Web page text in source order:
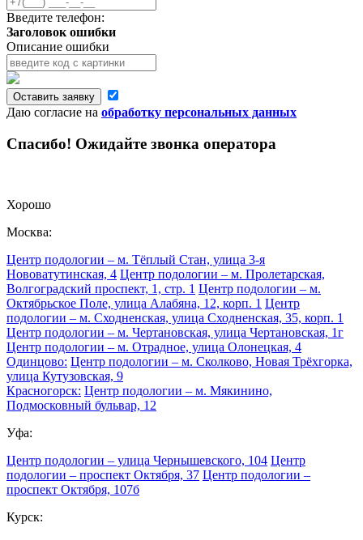
Введите телефон:
Заголовок ошибки
Описание ошибки
Оставить заявку
Даю согласие на обработку персональных данных
Спасибо! Ожидайте звонка оператора
Хорошо
Москва:
Центр подологии – м. Тёплый Стан, улица 3-я
Нововатутинская, 4 Центр подологии – м. Пролетарская,
Волгоградский проспект, 1, стр. 1 Центр подологии – м.
Октябрьское Поле, улица Алабяна, 12, корп. 1 Центр
подологии – м. Сходненская, улица Сходненская, 35, корп. 1
Центр подологии – м. Чертановская, улица Чертановская, 1г
Центр подологии – м. Отрадное, улица Олонецкая, 4
Одинцово: Центр подологии – м. Сколково, Новая Трёхгорка,
улица Кутузовская, 9
Красногорск: Центр подологии – м. Мякинино,
Подмосковный бульвар, 12
Уфа:
Центр подологии – улица Чернышевского, 104 Центр
подологии – проспект Октября, 37 Центр подологии –
проспект Октября, 107б
Курск: